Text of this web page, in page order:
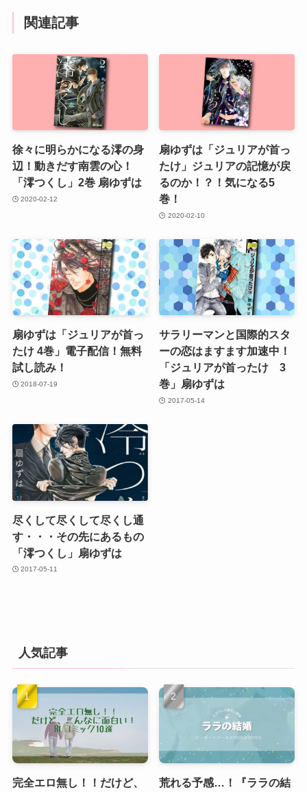
関連記事
徐々に明らかになる澪の身
辺！動きだす南雲の心！
「澪つくし」2巻 扇ゆずは
2020-02-12
扇ゆずは「ジュリアが首っ
たけ」ジュリアの記憶が戻
るのか！？！気になる5
巻！
2020-02-10
扇ゆずは「ジュリアが首っ
たけ 4巻」電子配信！無料
試し読み！
2018-07-19
サラリーマンと国際的スタ
ーの恋はますます加速中！
「ジュリアが首ったけ 3
巻」扇ゆずは
2017-05-14
尽くして尽くして尽くし通
す・・・その先にあるもの
「澪つくし」扇ゆずは
2017-05-11
人気記事
完全エロ無し！！だけど、
荒れる予感…！『ララの結